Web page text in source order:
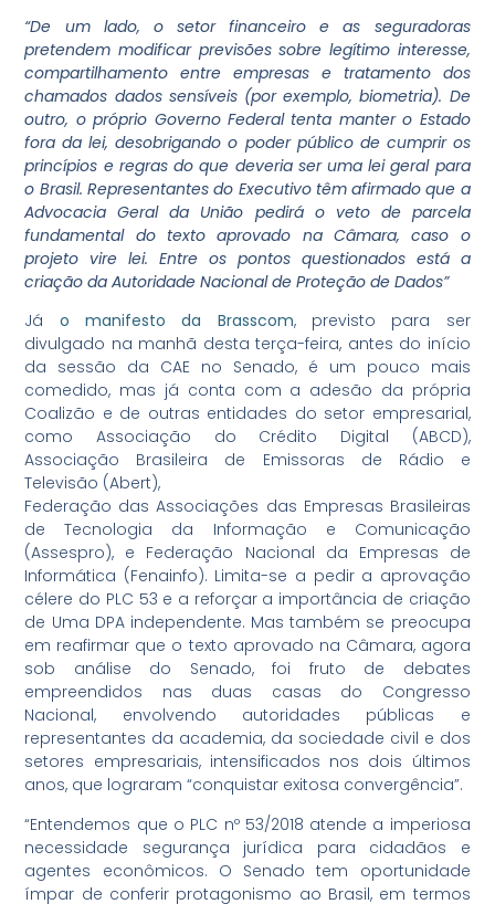
“De um lado, o setor financeiro e as seguradoras
pretendem modificar previsões sobre legítimo interesse,
compartilhamento entre empresas e tratamento dos
chamados dados sensíveis (por exemplo, biometria). De
outro, o próprio Governo Federal tenta manter o Estado
fora da lei, desobrigando o poder público de cumprir os
princípios e regras do que deveria ser uma lei geral para
o Brasil. Representantes do Executivo têm afirmado que a
Advocacia Geral da União pedirá o veto de parcela
fundamental do texto aprovado na Câmara, caso o
projeto vire lei. Entre os pontos questionados está a
criação da Autoridade Nacional de Proteção de Dados”
Já o manifesto da Brasscom, previsto para ser
divulgado na manhã desta terça-feira, antes do início
da sessão da CAE no Senado, é um pouco mais
comedido, mas já conta com a adesão da própria
Coalizão e de outras entidades do setor empresarial,
como Associação do Crédito Digital (ABCD),
Associação Brasileira de Emissoras de Rádio e
Televisão (Abert),
Federação das Associações das Empresas Brasileiras
de Tecnologia da Informação e Comunicação
(Assespro), e Federação Nacional da Empresas de
Informática (Fenainfo). Limita-se a pedir a aprovação
célere do PLC 53 e a reforçar a importância de criação
de Uma DPA independente. Mas também se preocupa
em reafirmar que o texto aprovado na Câmara, agora
sob análise do Senado, foi fruto de debates
empreendidos nas duas casas do Congresso
Nacional, envolvendo autoridades públicas e
representantes da academia, da sociedade civil e dos
setores empresariais, intensificados nos dois últimos
anos, que lograram “conquistar exitosa convergência”.
“Entendemos que o PLC nº 53/2018 atende a imperiosa
necessidade segurança jurídica para cidadãos e
agentes econômicos. O Senado tem oportunidade
ímpar de conferir protagonismo ao Brasil, em termos